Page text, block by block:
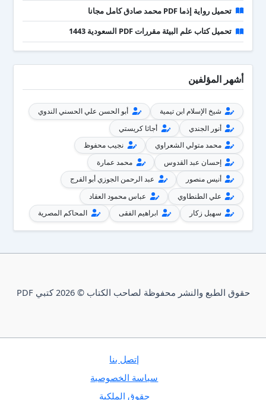
تحميل رواية إذما PDF محمد صادق كامل مجانا
تحميل كتاب علم البيئة مقررات PDF السعودية 1443
أشهر المؤلفين
شيخ الإسلام ابن تيمية
أبو الحسن علي الحسني الندوي
أنور الجندي
أجاثا كريستي
محمد متولي الشعراوي
نجيب محفوظ
إحسان عبد القدوس
محمد عمارة
أنيس منصور
عبد الرحمن الجوزي أبو الفرج
علي الطنطاوي
عباس محمود العقاد
سهيل زكار
ابراهيم الفقى المحاكم المصرية
حقوق الطبع والنشر محفوظة لصاحب الكتاب © 2026 كتبي PDF
إتصل بنا
سياسة الخصوصية
حقوق الملكية